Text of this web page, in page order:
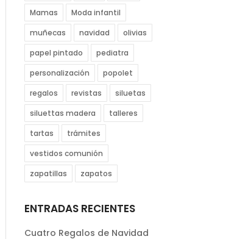
Mamas
Moda infantil
muñecas
navidad
olivias
papel pintado
pediatra
personalización
popolet
regalos
revistas
siluetas
siluettas madera
talleres
tartas
trámites
vestidos comunión
zapatillas
zapatos
ENTRADAS RECIENTES
Cuatro Regalos de Navidad